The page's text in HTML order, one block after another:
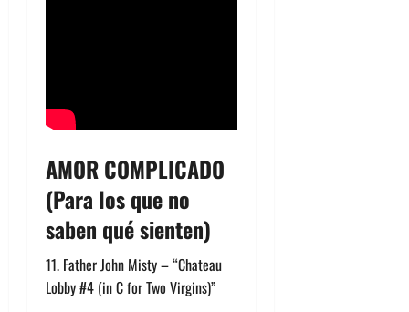
AMOR COMPLICADO
(Para los que no
saben qué sienten)
11. Father John Misty – “Chateau
Lobby #4 (in C for Two Virgins)”